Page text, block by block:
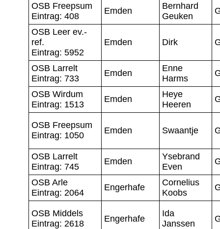
OSB Freepsum
Eintrag: 408
Emden
Bernhard
Geuken
OSB Leer ev.-
ref.
Eintrag: 5952
Emden Dirk
OSB Larrelt
Eintrag: 733
Emden
Enne
Harms
OSB Wirdum
Eintrag: 1513
Emden
Heye
Heeren
OSB Freepsum
Eintrag: 1050
Emden Swaantje
OSB Larrelt
Eintrag: 745
Emden
Ysebrand
Even
OSB Arle
Eintrag: 2064
Engerhafe
Cornelius
Koobs
OSB Middels
Eintrag: 2618
Engerhafe
Ida
Janssen